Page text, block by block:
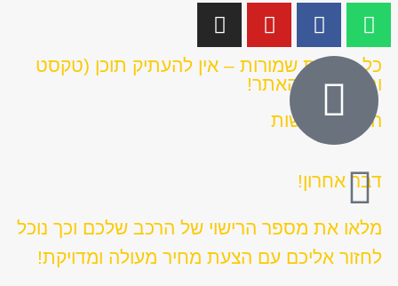
כל הזכויות שמורות – אין להעתיק תוכן (טקסט
ותמונות) מהאתר!
הצהרת נגישות
דבר אחרון!
מלאו את מספר הרישוי של הרכב שלכם וכך נוכל
לחזור אליכם עם הצעת מחיר מעולה ומדויקת!